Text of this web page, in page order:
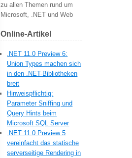
zu allen Themen rund um
Microsoft, .NET und Web
Online-Artikel
.NET 11.0 Preview 6:
Union Types machen sich
in den .NET-Bibliotheken
breit
Hinweispflichtig:
Parameter Sniffing und
Query Hints beim
Microsoft SQL Server
.NET 11.0 Preview 5
vereinfacht das statische
serverseitige Rendering in